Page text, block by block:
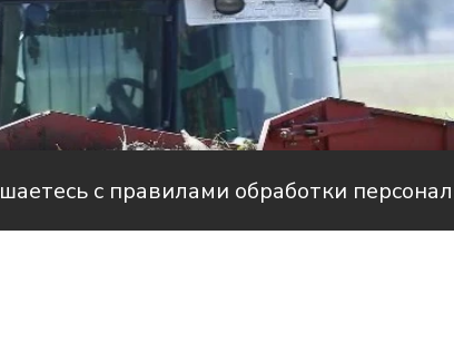
с правилами обработки